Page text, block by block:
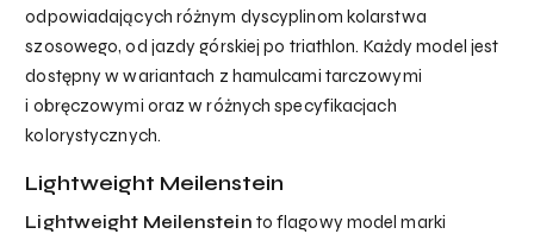
odpowiadających różnym dyscyplinom kolarstwa
szosowego, od jazdy górskiej po triathlon. Każdy model jest
dostępny w wariantach z hamulcami tarczowymi
i obręczowymi oraz w różnych specyfikacjach
kolorystycznych.
Lightweight Meilenstein
Lightweight Meilenstein to flagowy model marki